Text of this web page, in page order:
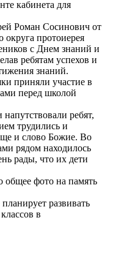
кабинета для
Роман Сосинович от
округа протоиерея
с Днем знаний и
ребятам успехов и
знаний.
приняли участие в
перед школой
ребят,
трудились и
и слово Божие. Во
рядом находилось
рады, что их дети
общее фото на память
развивать
в